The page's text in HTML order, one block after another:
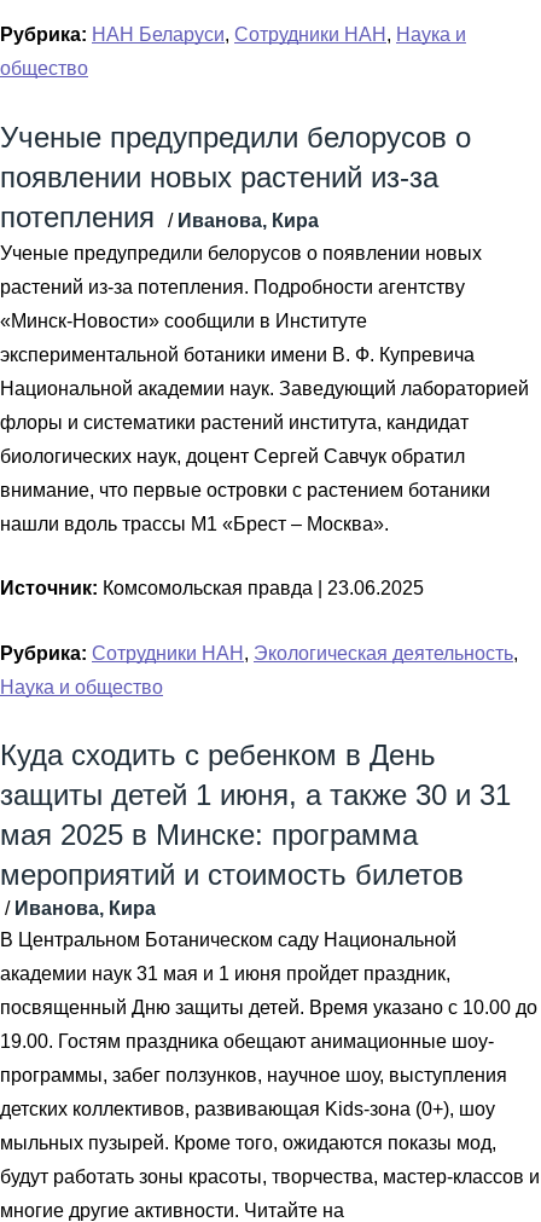
Рубрика: НАН Беларуси, Сотрудники НАН , Наука и
общество
Ученые предупредили белорусов о
появлении новых растений из-за
потепления
/ Иванова, Кира
Ученые предупредили белорусов о появлении новых
растений из-за потепления. Подробности агентству
«Минск-Новости» сообщили в Институте
экспериментальной ботаники имени В. Ф. Купревича
Национальной академии наук. Заведующий лабораторией
флоры и систематики растений института, кандидат
биологических наук, доцент Сергей Савчук обратил
внимание, что первые островки с растением ботаники
нашли вдоль трассы М1 «Брест – Москва».
Источник: Комсомольская правда | 23.06.2025
Рубрика: Сотрудники НАН , Экологическая деятельность,
Наука и общество
Куда сходить с ребенком в День
защиты детей 1 июня, а также 30 и 31
мая 2025 в Минске: программа
мероприятий и стоимость билетов
/ Иванова, Кира
В Центральном Ботаническом саду Национальной
академии наук 31 мая и 1 июня пройдет праздник,
посвященный Дню защиты детей. Время указано с 10.00 до
19.00. Гостям праздника обещают анимационные шоу-
программы, забег ползунков, научное шоу, выступления
детских коллективов, развивающая Kids-зона (0+), шоу
мыльных пузырей. Кроме того, ожидаются показы мод,
будут работать зоны красоты, творчества, мастер-классов и
многие другие активности. Читайте на